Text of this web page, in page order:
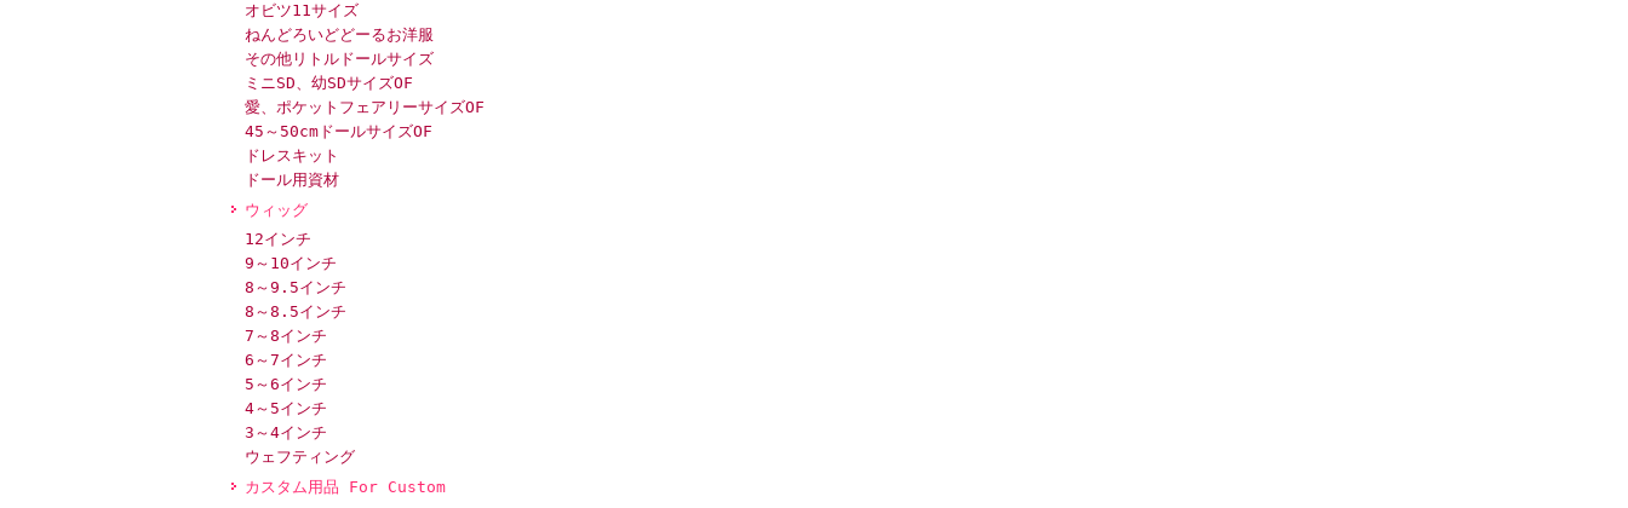
オビツ11サイズ
ねんどろいどどーるお洋服
その他リトルドールサイズ
ミニSD、幼SDサイズOF
愛、ポケットフェアリーサイズOF
45～50cmドールサイズOF
ドレスキット
ドール用資材
ウィッグ
12インチ
9～10インチ
8～9.5インチ
8～8.5インチ
7～8インチ
6～7インチ
5～6インチ
4～5インチ
3～4インチ
ウェフティング
カスタム用品 For Custom